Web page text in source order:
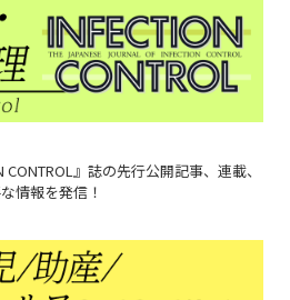
』誌の先行公開記事、連載、
情報を発信！